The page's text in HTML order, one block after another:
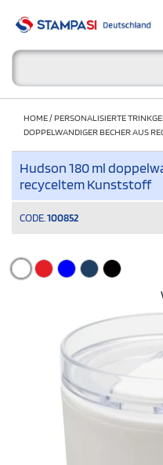
HOME/PERSONALISIERTE
DOPPELWANDIGER BECHER AUS
Hudson 180 ml
recyceltem Kunststoff
CODE. 100852